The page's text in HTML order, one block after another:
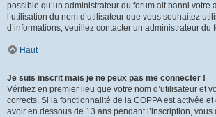
possible qu’un administrateur du forum ait banni votre
l’utilisation du nom d’utilisateur que vous souhaitez
d’informations, veuillez contacter un administrateur du
Haut
Je suis inscrit mais je ne peux pas me connecter !
Vérifiez en premier lieu que votre nom d’utilisateur et
corrects. Si la fonctionnalité de la COPPA est activée
avoir en dessous de 13 ans pendant l’inscription, vous